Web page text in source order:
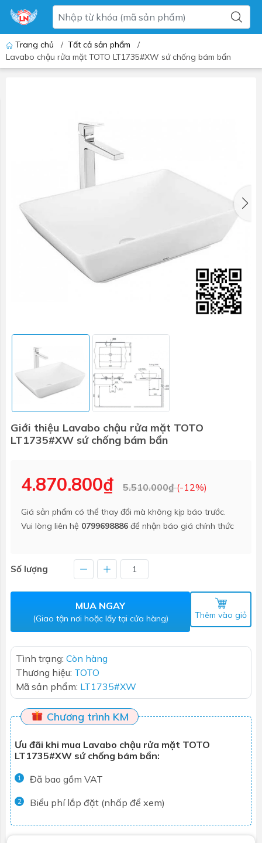
Trang chủ / Tất cả sản phẩm
/
Lavabo chậu rửa mặt TOTO LT1735#XW sứ chống bám bẩn
Giới thiệu Lavabo chậu rửa mặt TOTO
LT1735#XW sứ chống bám bẩn
4.870.800₫ 5.510.000₫(-12%)
Giá sản phẩm có thể thay đổi mà không kịp báo trước.
Vui lòng liên hệ 0799698886 để nhận báo giá chính thức
Số lượng
MUA NGAY
(Giao tận nơi hoặc lấy tại cửa hàng) Thêm vào giỏ
Tình trạng: Còn hàng
Thương hiệu: TOTO
Mã sản phẩm: LT1735#XW
Chương trình KM
Ưu đãi khi mua Lavabo chậu rửa mặt TOTO
LT1735#XW sứ chống bám bẩn:
1 Đã bao gồm VAT
2 Biểu phí lắp đặt (nhấp để xem)